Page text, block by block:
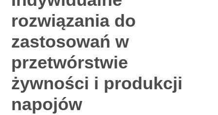
rozwiązania do
zastosowań w
przetwórstwie
żywności i produkcji
napojów